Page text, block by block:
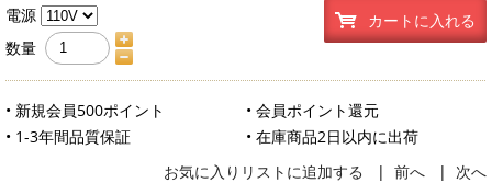
電源
数量
カートに入れる
• 新規会員500ポイント
• 会員ポイント還元
• 1-3年間品質保証
• 在庫商品2日以内に出荷
お気に入りリストに追加する
| 前へ | 次へ